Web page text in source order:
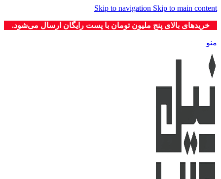
Skip to navigation Skip to main content
خریدهای بالای پنج ملیون تومان با پست رایگان ارسال می‌شود.
منو